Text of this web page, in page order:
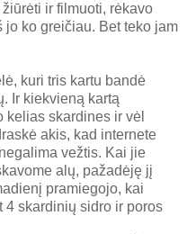
ir filmuoti, rėkavo
ko greičiau. Bet teko jam
kuri tris kartu bandė
Ir kiekvieną kartą
kelias skardines ir vėl
akis, kad internete
vežtis. Kai jie
alų, pažadėję jį
pramiegojo, kai
4 skardinių sidro ir poros